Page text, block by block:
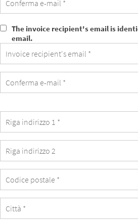
The
invoice
recipient's
email
identical
student's
email.
The invoice recipient's email is
email.